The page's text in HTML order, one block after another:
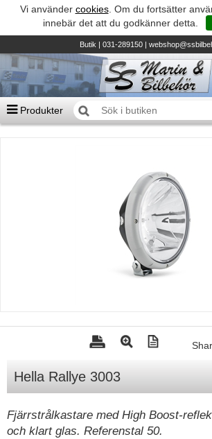
Vi använder cookies. Om du fortsätter
innebär det att du godkänner detta.
Butik| 031-289150 |
Produkter
TILL KASSAN
TK Trailer
Yanmar Servicedelar
Hella Rallye 3003
Fjärrstrålkastare med High Boost-
och klart glas. Referenstal 50.